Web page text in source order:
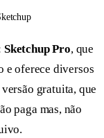
Sketchup Pro, que
e oferece diversos
versão gratuita, que
paga mas, não